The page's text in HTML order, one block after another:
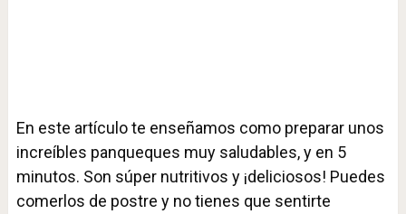
En este artículo te enseñamos como preparar unos
increíbles panqueques muy saludables, y en 5
minutos. Son súper nutritivos y ¡deliciosos! Puedes
comerlos de postre y no tienes que sentirte